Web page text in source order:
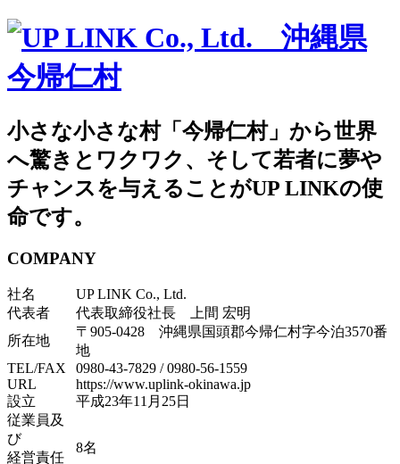
小さな小さな村「今帰仁村」から世界
へ驚きとワクワク、そして若者に夢や
チャンスを与えることがUP LINKの使
命です。
COMPANY
社名
UP LINK Co., Ltd.
代表者
代表取締役社長 上間 宏明
所在地
〒905-0428 沖縄県国頭郡今帰仁村字今泊3570番
地
TEL/FAX
0980-43-7829 /0980-56-1559
URL
https://www.uplink-okinawa.jp
設立
平成23年11月25日
従業員及
び
経営責任
8名